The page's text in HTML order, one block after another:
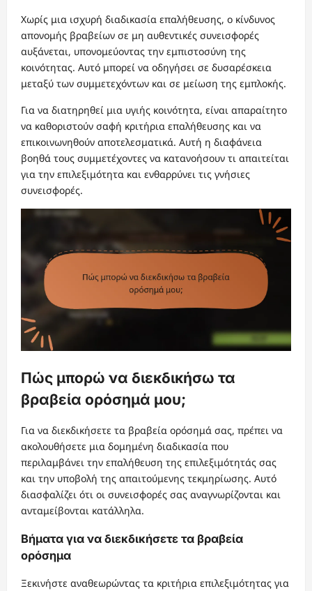
Χωρίς μια ισχυρή διαδικασία επαλήθευσης, ο κίνδυνος
απονομής βραβείων σε μη αυθεντικές συνεισφορές
αυξάνεται, υπονομεύοντας την εμπιστοσύνη της
κοινότητας. Αυτό μπορεί να οδηγήσει σε δυσαρέσκεια
μεταξύ των συμμετεχόντων και σε μείωση της εμπλοκής.
Για να διατηρηθεί μια υγιής κοινότητα, είναι απαραίτητο
να καθοριστούν σαφή κριτήρια επαλήθευσης και να
επικοινωνηθούν αποτελεσματικά. Αυτή η διαφάνεια
βοηθά τους συμμετέχοντες να κατανοήσουν τι απαιτείται
για την επιλεξιμότητα και ενθαρρύνει τις γνήσιες
συνεισφορές.
Πώς μπορώ να διεκδικήσω τα
βραβεία ορόσημά μου;
Για να διεκδικήσετε τα βραβεία ορόσημά σας, πρέπει να
ακολουθήσετε μια δομημένη διαδικασία που
περιλαμβάνει την επαλήθευση της επιλεξιμότητάς σας
και την υποβολή της απαιτούμενης τεκμηρίωσης. Αυτό
διασφαλίζει ότι οι συνεισφορές σας αναγνωρίζονται και
ανταμείβονται κατάλληλα.
Βήματα για να διεκδικήσετε τα βραβεία
ορόσημα
Ξεκινήστε αναθεωρώντας τα κριτήρια επιλεξιμότητας για